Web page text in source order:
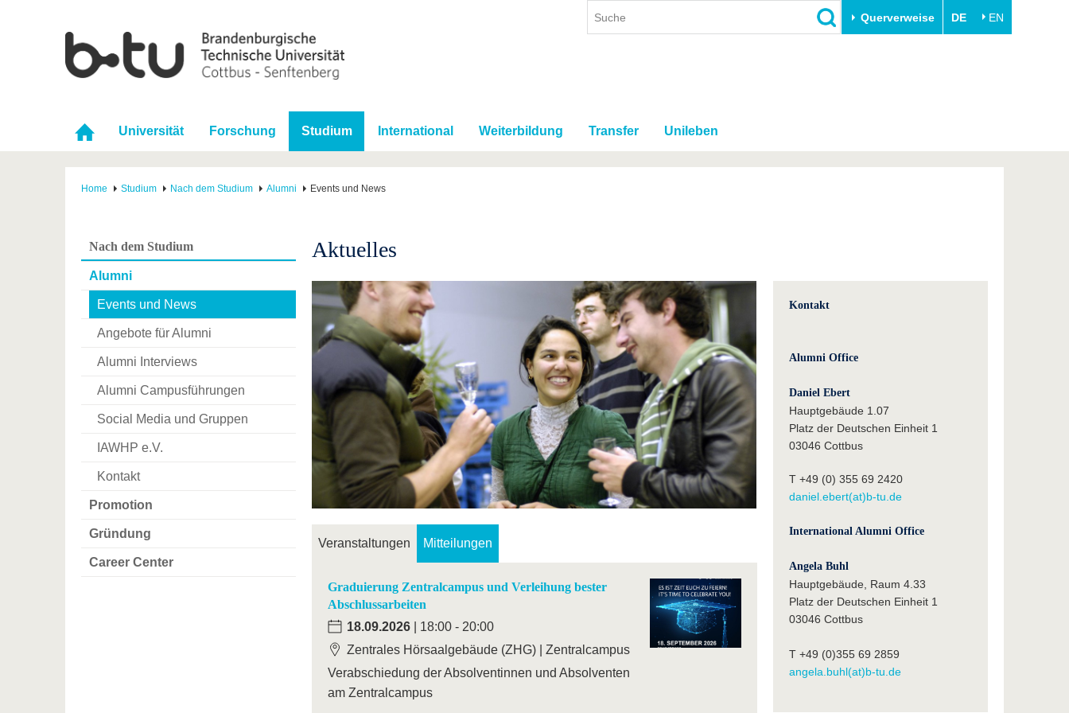
Querverweise DE EN
Universität Forschung Studium International Weiterbildung Transfer Unileben
Home Studium Nach dem Studium Alumni Events und News
Nach dem Studium
Alumni
Events und News
Angebote für Alumni
Alumni Interviews
Alumni Campusführungen
Social Media und Gruppen
IAWHP e.V.
Kontakt
Promotion
Gründung
Career Center
Aktuelles
Veranstaltungen Mitteilungen
Graduierung Zentralcampus und Verleihung bester
Abschlussarbeiten
18.09.2026 | 18:00 - 20:00
Zentrales Hörsaalgebäude (ZHG) | Zentralcampus
Verabschiedung der Absolventinnen und Absolventen
am Zentralcampus
Kontakt
Alumni Office
Daniel Ebert
Hauptgebäude 1.07
Platz der Deutschen Einheit 1
03046 Cottbus
T +49 (0) 355 69 2420
daniel.ebert(at)b-tu.de
International Alumni Office
Angela Buhl
Hauptgebäude, Raum 4.33
Platz der Deutschen Einheit 1
03046 Cottbus
T +49 (0)355 69 2859
angela.buhl(at)b-tu.de